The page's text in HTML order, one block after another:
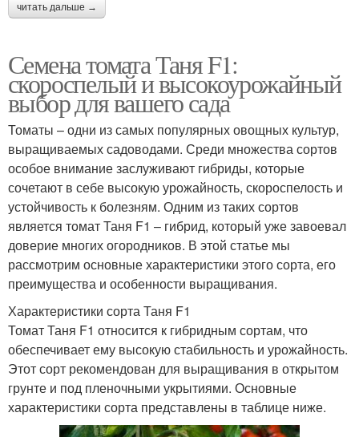
читать дальше →
Семена томата Таня F1:
скороспелый и высокоурожайный
выбор для вашего сада
Томаты – одни из самых популярных овощных культур,
выращиваемых садоводами. Среди множества сортов
особое внимание заслуживают гибриды, которые
сочетают в себе высокую урожайность, скороспелость и
устойчивость к болезням. Одним из таких сортов
является томат Таня F1 – гибрид, который уже завоевал
доверие многих огородников. В этой статье мы
рассмотрим основные характеристики этого сорта, его
преимущества и особенности выращивания.
Характеристики сорта Таня F1
Томат Таня F1 относится к гибридным сортам, что
обеспечивает ему высокую стабильность и урожайность.
Этот сорт рекомендован для выращивания в открытом
грунте и под пленочными укрытиями. Основные
характеристики сорта представлены в таблице ниже.